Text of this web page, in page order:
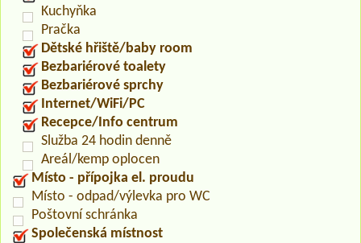
Kuchyňka
Pračka
Dětské hřiště/baby room
Bezbariérové toalety
Bezbariérové sprchy
Internet/WiFi/PC
Recepce/Info centrum
Služba 24 hodin denně
Areál/kemp oplocen
Místo - přípojka el. proudu
Místo - odpad/výlevka pro WC
Poštovní schránka
Společenská místnost